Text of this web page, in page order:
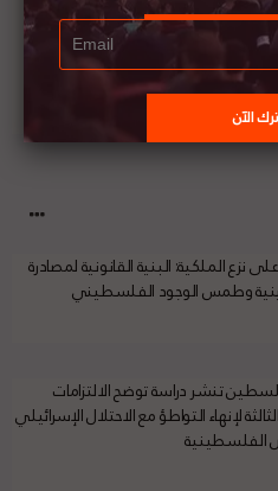
نزع الملكية: البنية القانونية لمصادرة
وطمس الوجود الفلسطيني
تنشر دراسة توضح الالتزامات
لإنهاء التواطؤ مع الاحتلال الإسرائيلي
الفلسطينية